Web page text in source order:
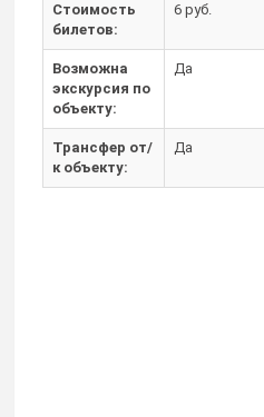
Стоимость
билетов:
6 руб.
Возможна
экскурсия по
объекту:
Да
Трансфер от/
к объекту:
Да